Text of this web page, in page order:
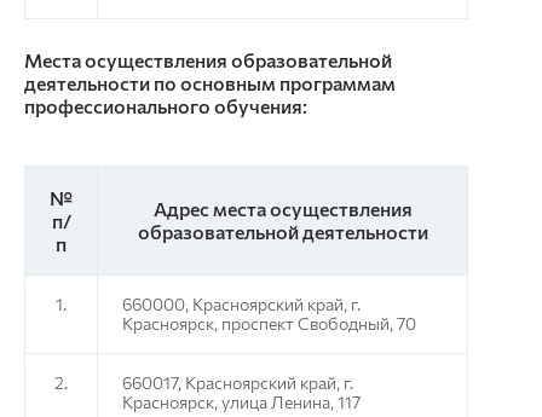
Места осуществления образовательной
деятельности по основным программам
профессионального обучения:
№
п/
п
Адрес места осуществления
образовательной деятельности
1.
660000, Красноярский край, г.
Красноярск, проспект Свободный, 70
2.
660017, Красноярский край, г.
Красноярск, улица Ленина, 117